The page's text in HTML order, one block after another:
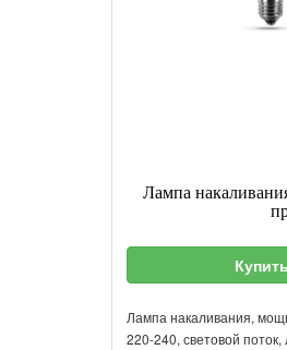
Лампа
Лампа накаливания,
220-240, световой